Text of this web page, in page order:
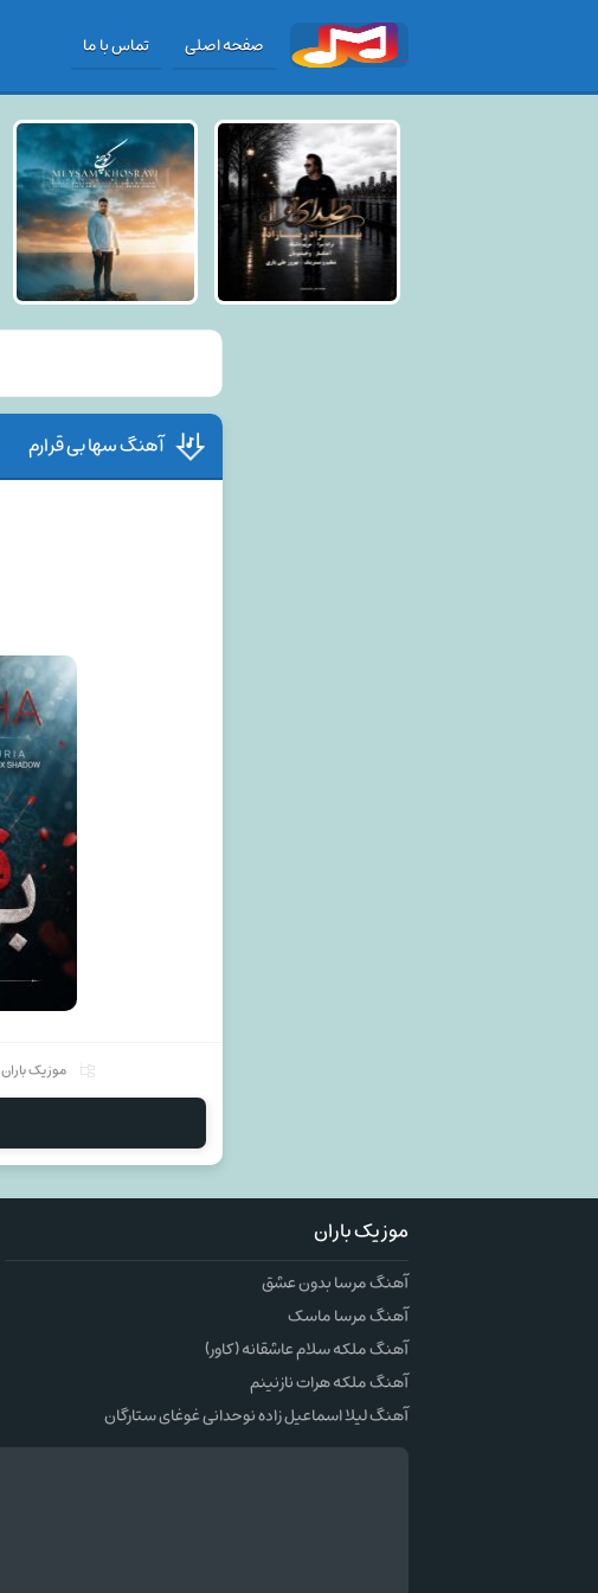
صفحه اصلی تماس با ما
آهنگ سها بی قرارم
موزیک باران
موزیک باران
آهنگ مرسا بدون عشق
آهنگ مرسا ماسک
آهنگ ملکه سلام عاشقانه (کاور)
آهنگ ملکه هرات نازنینم
آهنگ لیلا اسماعیل زاده نوحدانی غوغای ستارگان